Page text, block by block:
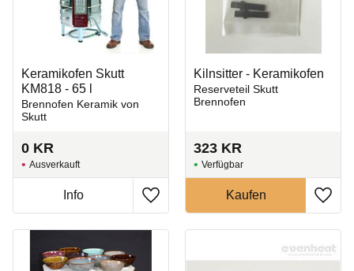
Keramikofen Skutt
KM818 - 65 l
Brennofen Keramik von
Skutt
0 KR
Zu Favoriten hinzufügen
Ausverkauft
Kilnsitter - Keramikofen
Reserveteil Skutt
Brennofen
323 KR
Zu